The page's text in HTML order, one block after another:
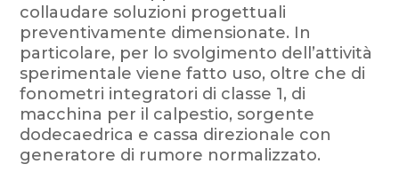
collaudare soluzioni progettuali
preventivamente dimensionate. In
particolare, per lo svolgimento dell’attività
sperimentale viene fatto uso, oltre che di
fonometri integratori di classe 1, di
macchina per il calpestio, sorgente
dodecaedrica e cassa direzionale con
generatore di rumore normalizzato.